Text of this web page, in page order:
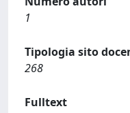
1
Tipologia sito
268
Fulltext